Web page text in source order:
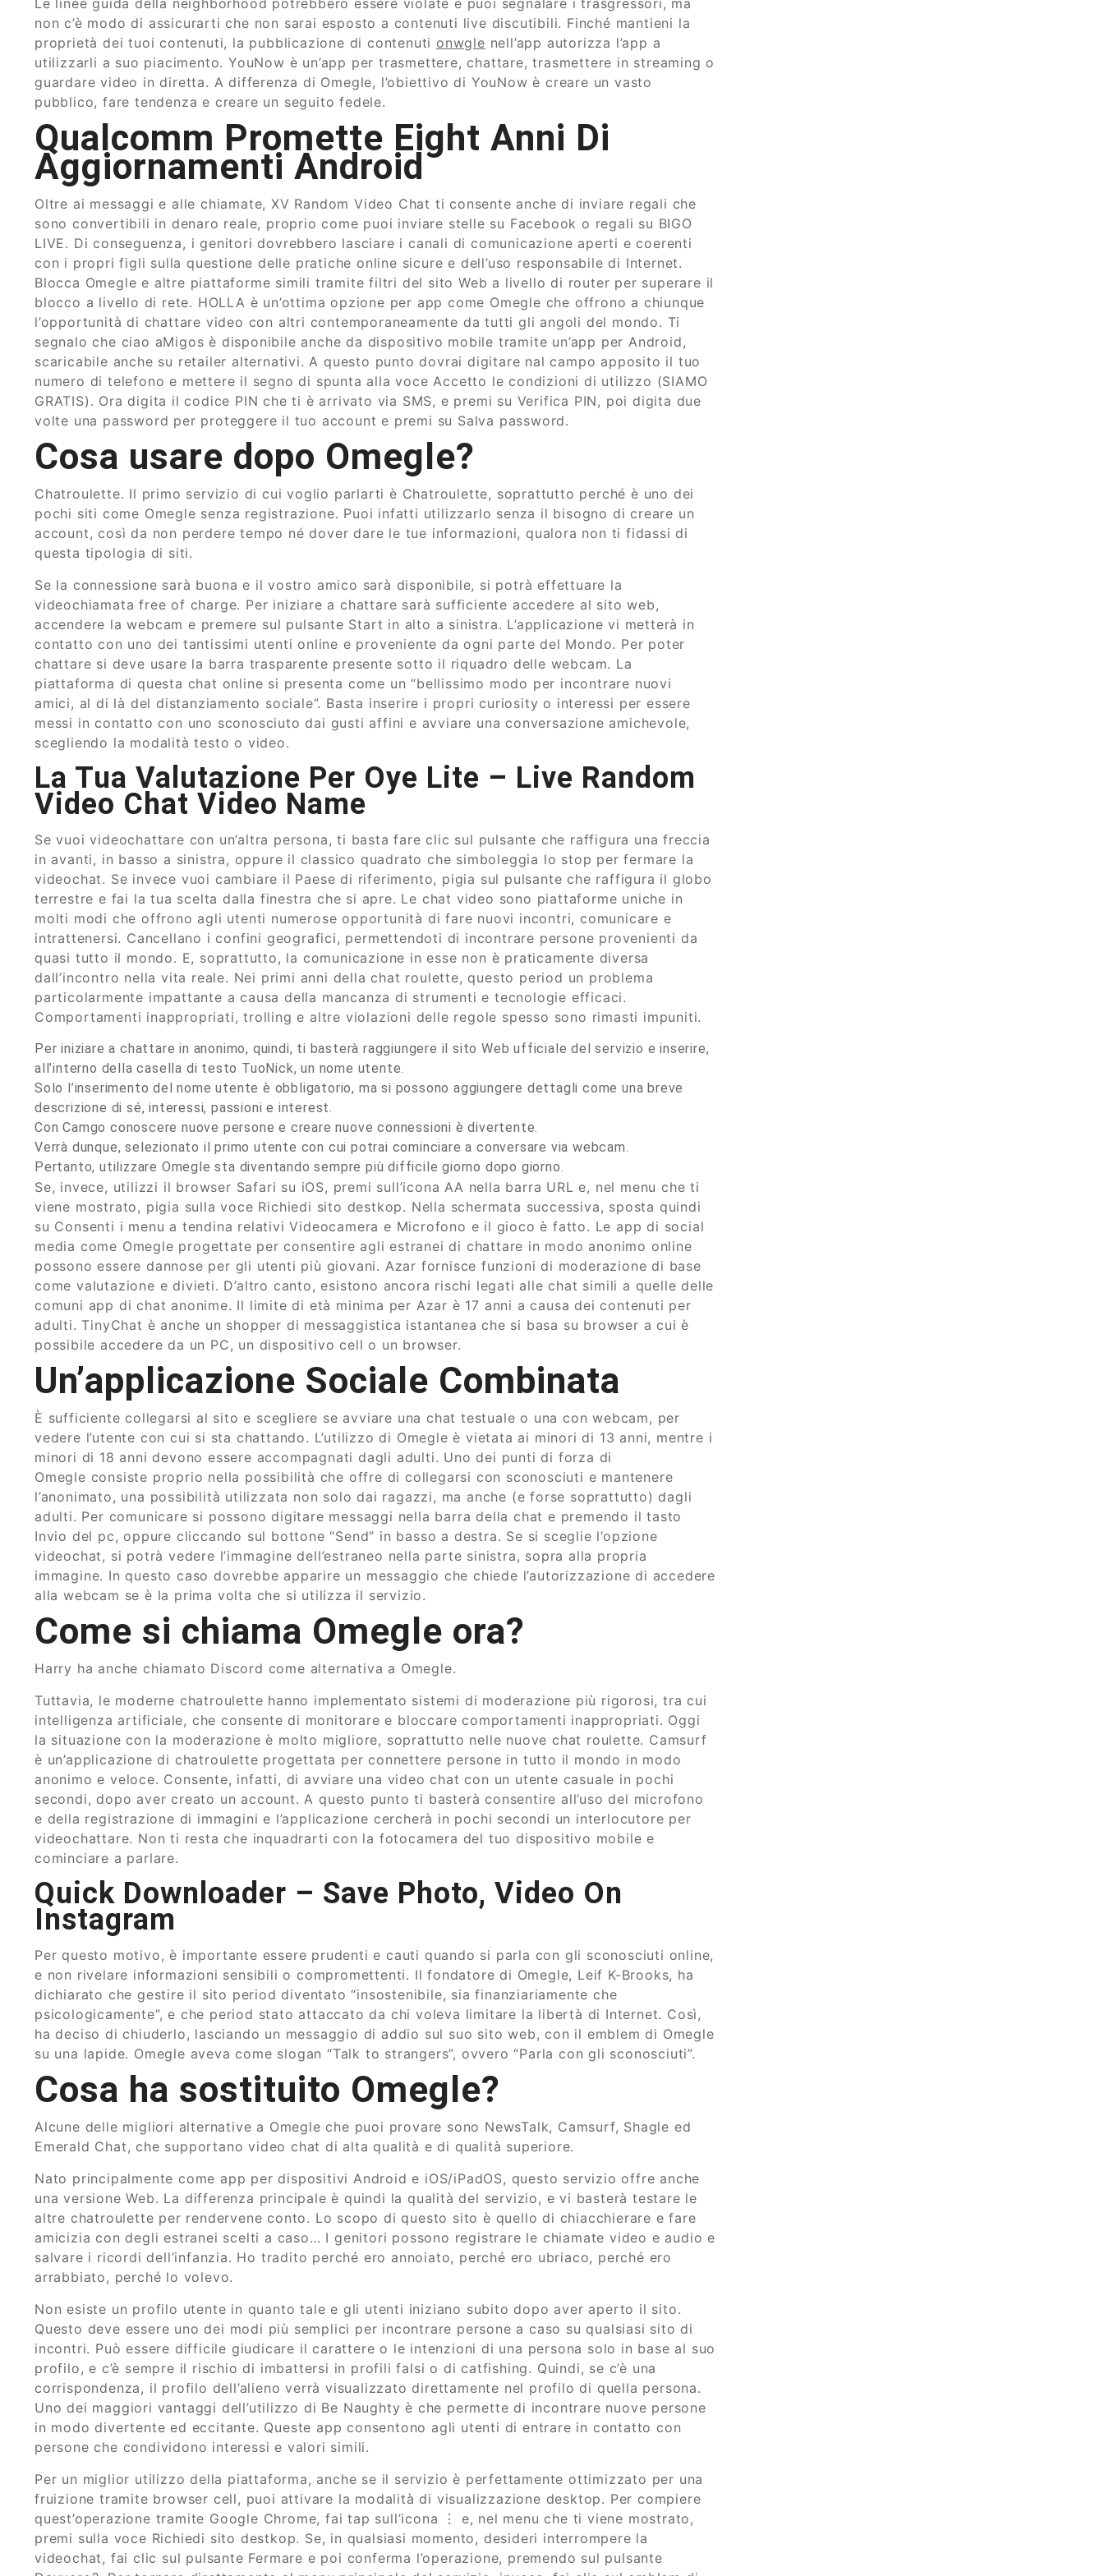
Le linee guida della neighborhood potrebbero essere violate e puoi segnalare i trasgressori, ma
non c’è modo di assicurarti che non sarai esposto a contenuti live discutibili. Finché mantieni la
proprietà dei tuoi contenuti, la pubblicazione di contenuti onwgle nell’app autorizza l’app a
utilizzarli a suo piacimento. YouNow è un’app per trasmettere, chattare, trasmettere in streaming o
guardare video in diretta. A differenza di Omegle, l’obiettivo di YouNow è creare un vasto
pubblico, fare tendenza e creare un seguito fedele.
Qualcomm Promette Eight Anni Di
Aggiornamenti Android
Oltre ai messaggi e alle chiamate, XV Random Video Chat ti consente anche di inviare regali che
sono convertibili in denaro reale, proprio come puoi inviare stelle su Facebook o regali su BIGO
LIVE. Di conseguenza, i genitori dovrebbero lasciare i canali di comunicazione aperti e coerenti
con i propri figli sulla questione delle pratiche online sicure e dell’uso responsabile di Internet.
Blocca Omegle e altre piattaforme simili tramite filtri del sito Web a livello di router per superare il
blocco a livello di rete. HOLLA è un’ottima opzione per app come Omegle che offrono a chiunque
l’opportunità di chattare video con altri contemporaneamente da tutti gli angoli del mondo. Ti
segnalo che ciao aMigos è disponibile anche da dispositivo mobile tramite un’app per Android,
scaricabile anche su retailer alternativi. A questo punto dovrai digitare nal campo apposito il tuo
numero di telefono e mettere il segno di spunta alla voce Accetto le condizioni di utilizzo (SIAMO
GRATIS). Ora digita il codice PIN che ti è arrivato via SMS, e premi su Verifica PIN, poi digita due
volte una password per proteggere il tuo account e premi su Salva password.
Cosa usare dopo Omegle?
Chatroulette. Il primo servizio di cui voglio parlarti è Chatroulette, soprattutto perché è uno dei
pochi siti come Omegle senza registrazione. Puoi infatti utilizzarlo senza il bisogno di creare un
account, così da non perdere tempo né dover dare le tue informazioni, qualora non ti fidassi di
questa tipologia di siti.
Se la connessione sarà buona e il vostro amico sarà disponibile, si potrà effettuare la
videochiamata free of charge. Per iniziare a chattare sarà sufficiente accedere al sito web,
accendere la webcam e premere sul pulsante Start in alto a sinistra. L’applicazione vi metterà in
contatto con uno dei tantissimi utenti online e proveniente da ogni parte del Mondo. Per poter
chattare si deve usare la barra trasparente presente sotto il riquadro delle webcam. La
piattaforma di questa chat online si presenta come un “bellissimo modo per incontrare nuovi
amici, al di là del distanziamento sociale”. Basta inserire i propri curiosity o interessi per essere
messi in contatto con uno sconosciuto dai gusti affini e avviare una conversazione amichevole,
scegliendo la modalità testo o video.
La Tua Valutazione Per Oye Lite – Live Random
Video Chat Video Name
Se vuoi videochattare con un’altra persona, ti basta fare clic sul pulsante che raffigura una freccia
in avanti, in basso a sinistra, oppure il classico quadrato che simboleggia lo stop per fermare la
videochat. Se invece vuoi cambiare il Paese di riferimento, pigia sul pulsante che raffigura il globo
terrestre e fai la tua scelta dalla finestra che si apre. Le chat video sono piattaforme uniche in
molti modi che offrono agli utenti numerose opportunità di fare nuovi incontri, comunicare e
intrattenersi. Cancellano i confini geografici, permettendoti di incontrare persone provenienti da
quasi tutto il mondo. E, soprattutto, la comunicazione in esse non è praticamente diversa
dall’incontro nella vita reale. Nei primi anni della chat roulette, questo period un problema
particolarmente impattante a causa della mancanza di strumenti e tecnologie efficaci.
Comportamenti inappropriati, trolling e altre violazioni delle regole spesso sono rimasti impuniti.
Per iniziare a chattare in anonimo, quindi, ti basterà raggiungere il sito Web ufficiale del servizio e inserire,
all’interno della casella di testo TuoNick, un nome utente.
Solo l’inserimento del nome utente è obbligatorio, ma si possono aggiungere dettagli come una breve
descrizione di sé, interessi, passioni e interest.
Con Camgo conoscere nuove persone e creare nuove connessioni è divertente.
Verrà dunque, selezionato il primo utente con cui potrai cominciare a conversare via webcam.
Pertanto, utilizzare Omegle sta diventando sempre più difficile giorno dopo giorno.
Se, invece, utilizzi il browser Safari su iOS, premi sull’icona AA nella barra URL e, nel menu che ti
viene mostrato, pigia sulla voce Richiedi sito destkop. Nella schermata successiva, sposta quindi
su Consenti i menu a tendina relativi Videocamera e Microfono e il gioco è fatto. Le app di social
media come Omegle progettate per consentire agli estranei di chattare in modo anonimo online
possono essere dannose per gli utenti più giovani. Azar fornisce funzioni di moderazione di base
come valutazione e divieti. D’altro canto, esistono ancora rischi legati alle chat simili a quelle delle
comuni app di chat anonime. Il limite di età minima per Azar è 17 anni a causa dei contenuti per
adulti. TinyChat è anche un shopper di messaggistica istantanea che si basa su browser a cui è
possibile accedere da un PC, un dispositivo cell o un browser.
Un’applicazione Sociale Combinata
È sufficiente collegarsi al sito e scegliere se avviare una chat testuale o una con webcam, per
vedere l’utente con cui si sta chattando. L’utilizzo di Omegle è vietata ai minori di 13 anni, mentre i
minori di 18 anni devono essere accompagnati dagli adulti. Uno dei punti di forza di
Omegle consiste proprio nella possibilità che offre di collegarsi con sconosciuti e mantenere
l’anonimato, una possibilità utilizzata non solo dai ragazzi, ma anche (e forse soprattutto) dagli
adulti. Per comunicare si possono digitare messaggi nella barra della chat e premendo il tasto
Invio del pc, oppure cliccando sul bottone “Send” in basso a destra. Se si sceglie l’opzione
videochat, si potrà vedere l’immagine dell’estraneo nella parte sinistra, sopra alla propria
immagine. In questo caso dovrebbe apparire un messaggio che chiede l’autorizzazione di accedere
alla webcam se è la prima volta che si utilizza il servizio.
Come si chiama Omegle ora?
Harry ha anche chiamato Discord come alternativa a Omegle.
Tuttavia, le moderne chatroulette hanno implementato sistemi di moderazione più rigorosi, tra cui
intelligenza artificiale, che consente di monitorare e bloccare comportamenti inappropriati. Oggi
la situazione con la moderazione è molto migliore, soprattutto nelle nuove chat roulette. Camsurf
è un’applicazione di chatroulette progettata per connettere persone in tutto il mondo in modo
anonimo e veloce. Consente, infatti, di avviare una video chat con un utente casuale in pochi
secondi, dopo aver creato un account. A questo punto ti basterà consentire all’uso del microfono
e della registrazione di immagini e l’applicazione cercherà in pochi secondi un interlocutore per
videochattare. Non ti resta che inquadrarti con la fotocamera del tuo dispositivo mobile e
cominciare a parlare.
Quick Downloader – Save Photo, Video On
Instagram
Per questo motivo, è importante essere prudenti e cauti quando si parla con gli sconosciuti online,
e non rivelare informazioni sensibili o compromettenti. Il fondatore di Omegle, Leif K-Brooks, ha
dichiarato che gestire il sito period diventato “insostenibile, sia finanziariamente che
psicologicamente”, e che period stato attaccato da chi voleva limitare la libertà di Internet. Così,
ha deciso di chiuderlo, lasciando un messaggio di addio sul suo sito web, con il emblem di Omegle
su una lapide. Omegle aveva come slogan “Talk to strangers”, ovvero “Parla con gli sconosciuti”.
Cosa ha sostituito Omegle?
Alcune delle migliori alternative a Omegle che puoi provare sono NewsTalk, Camsurf, Shagle ed
Emerald Chat, che supportano video chat di alta qualità e di qualità superiore.
Nato principalmente come app per dispositivi Android e iOS/iPadOS, questo servizio offre anche
una versione Web. La differenza principale è quindi la qualità del servizio, e vi basterà testare le
altre chatroulette per rendervene conto. Lo scopo di questo sito è quello di chiacchierare e fare
amicizia con degli estranei scelti a caso… I genitori possono registrare le chiamate video e audio e
salvare i ricordi dell’infanzia. Ho tradito perché ero annoiato, perché ero ubriaco, perché ero
arrabbiato, perché lo volevo.
Non esiste un profilo utente in quanto tale e gli utenti iniziano subito dopo aver aperto il sito.
Questo deve essere uno dei modi più semplici per incontrare persone a caso su qualsiasi sito di
incontri. Può essere difficile giudicare il carattere o le intenzioni di una persona solo in base al suo
profilo, e c’è sempre il rischio di imbattersi in profili falsi o di catfishing. Quindi, se c’è una
corrispondenza, il profilo dell’alieno verrà visualizzato direttamente nel profilo di quella persona.
Uno dei maggiori vantaggi dell’utilizzo di Be Naughty è che permette di incontrare nuove persone
in modo divertente ed eccitante. Queste app consentono agli utenti di entrare in contatto con
persone che condividono interessi e valori simili.
Per un miglior utilizzo della piattaforma, anche se il servizio è perfettamente ottimizzato per una
fruizione tramite browser cell, puoi attivare la modalità di visualizzazione desktop. Per compiere
quest’operazione tramite Google Chrome, fai tap sull’icona ⋮ e, nel menu che ti viene mostrato,
premi sulla voce Richiedi sito destkop. Se, in qualsiasi momento, desideri interrompere la
videochat, fai clic sul pulsante Fermare e poi conferma l’operazione, premendo sul pulsante